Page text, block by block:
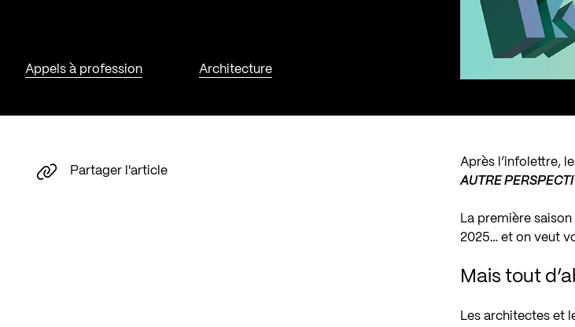
Appels à profession Architecture
Après l’infolettre,
AUTRE
La première
2025… et on veut
Mais tout
Les architectes et
Partager l'article